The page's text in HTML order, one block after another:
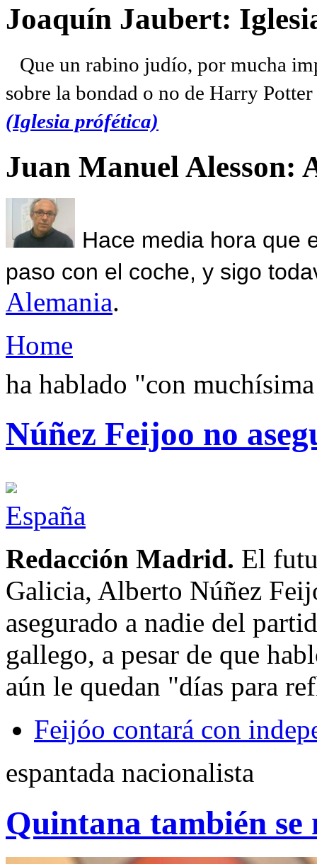
Joaquín Jaubert:
Que un rabino judío, por mucha
sobre la bondad o no de Harry
(Iglesia prófética)
Juan Manuel Alesson:
Hace media hora que
paso con el coche, y sigo
Alemania.
Home
ha hablado "con
Núñez Feijoo no
España
Redacción Madrid. El
Galicia, Alberto Núñez
asegurado a nadie del
gallego, a pesar de que
aún le quedan "días para
Feijóo contará con
espantada nacionalista
Quintana también se